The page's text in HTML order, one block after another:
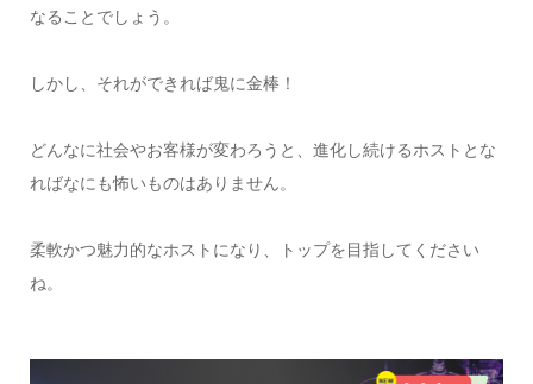
なることでしょう。
しかし、それができれば鬼に金棒！
どんなに社会やお客様が変わろうと、進化し続けるホストとな
ればなにも怖いものはありません。
柔軟かつ魅力的なホストになり、トップを目指してください
ね。